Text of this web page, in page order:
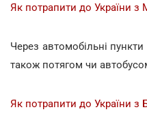
Як потрапити до України з
Через автомобільні пункти
також потягом чи
Як потрапити до України з